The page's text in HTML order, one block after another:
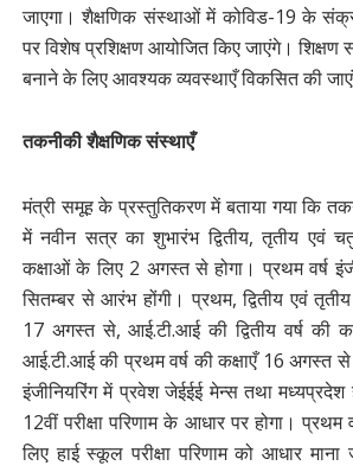
जाएगा। शैक्षणिक संस्थाओं में कोविड-19 के
पर विशेष प्रशिक्षण आयोजित किए जाएंगे।
बनाने के लिए आवश्यक व्यवस्थाएँ विकसित की
तकनीकी शैक्षणिक संस्थाएँ
मंत्री समूह के प्रस्तुतिकरण में बताया गया कि
में नवीन सत्र का शुभारंभ द्वितीय, तृतीय एवं
कक्षाओं के लिए 2 अगस्त से होगा। प्रथम वर्ष
सितम्बर से आरंभ होंगी। प्रथम, द्वितीय एवं तृतीय
17 अगस्त से, आई.टी.आई की द्वितीय वर्ष की
आई.टी.आई की प्रथम वर्ष की कक्षाएँ 16 अगस्त
इंजीनियरिंग में प्रवेश जेईईई मेन्स तथा मध्यप्रदेश
12वीं परीक्षा परिणाम के आधार पर होगा। प्रथम
लिए हाई स्कूल परीक्षा परिणाम को आधार